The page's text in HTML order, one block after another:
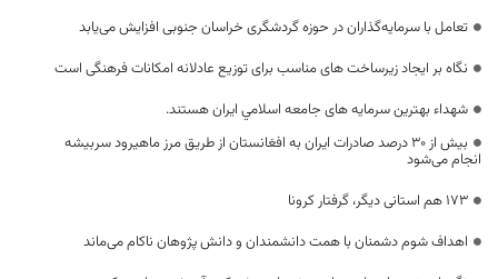
تعامل با سرمایه‌گذاران در حوزه گردشگری خراسان جنوبی افزایش می‌یابد
نگاه بر ایجاد زیرساخت های مناسب برای توزیع عادلانه امکانات فرهنگی است
شهداء بهترین سرمایه های جامعه اسلامي ايران هستند.
بیش از ۳۰ درصد صادرات ایران به افغانستان از طریق مرز ماهیرود سربیشه
انجام می‌شود
173 هم استانی دیگر، گرفتار کرونا
اهداف شوم دشمنان با همت دانشمندان و دانش پژوهان ناکام می‌ماند